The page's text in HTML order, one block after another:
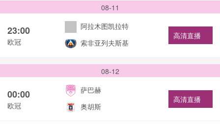
08-11
23:00
欧冠
阿拉木图凯拉特
索非亚列夫斯基
高清直播
08-12
00:00
欧冠
萨巴赫
奥胡斯
高清直播